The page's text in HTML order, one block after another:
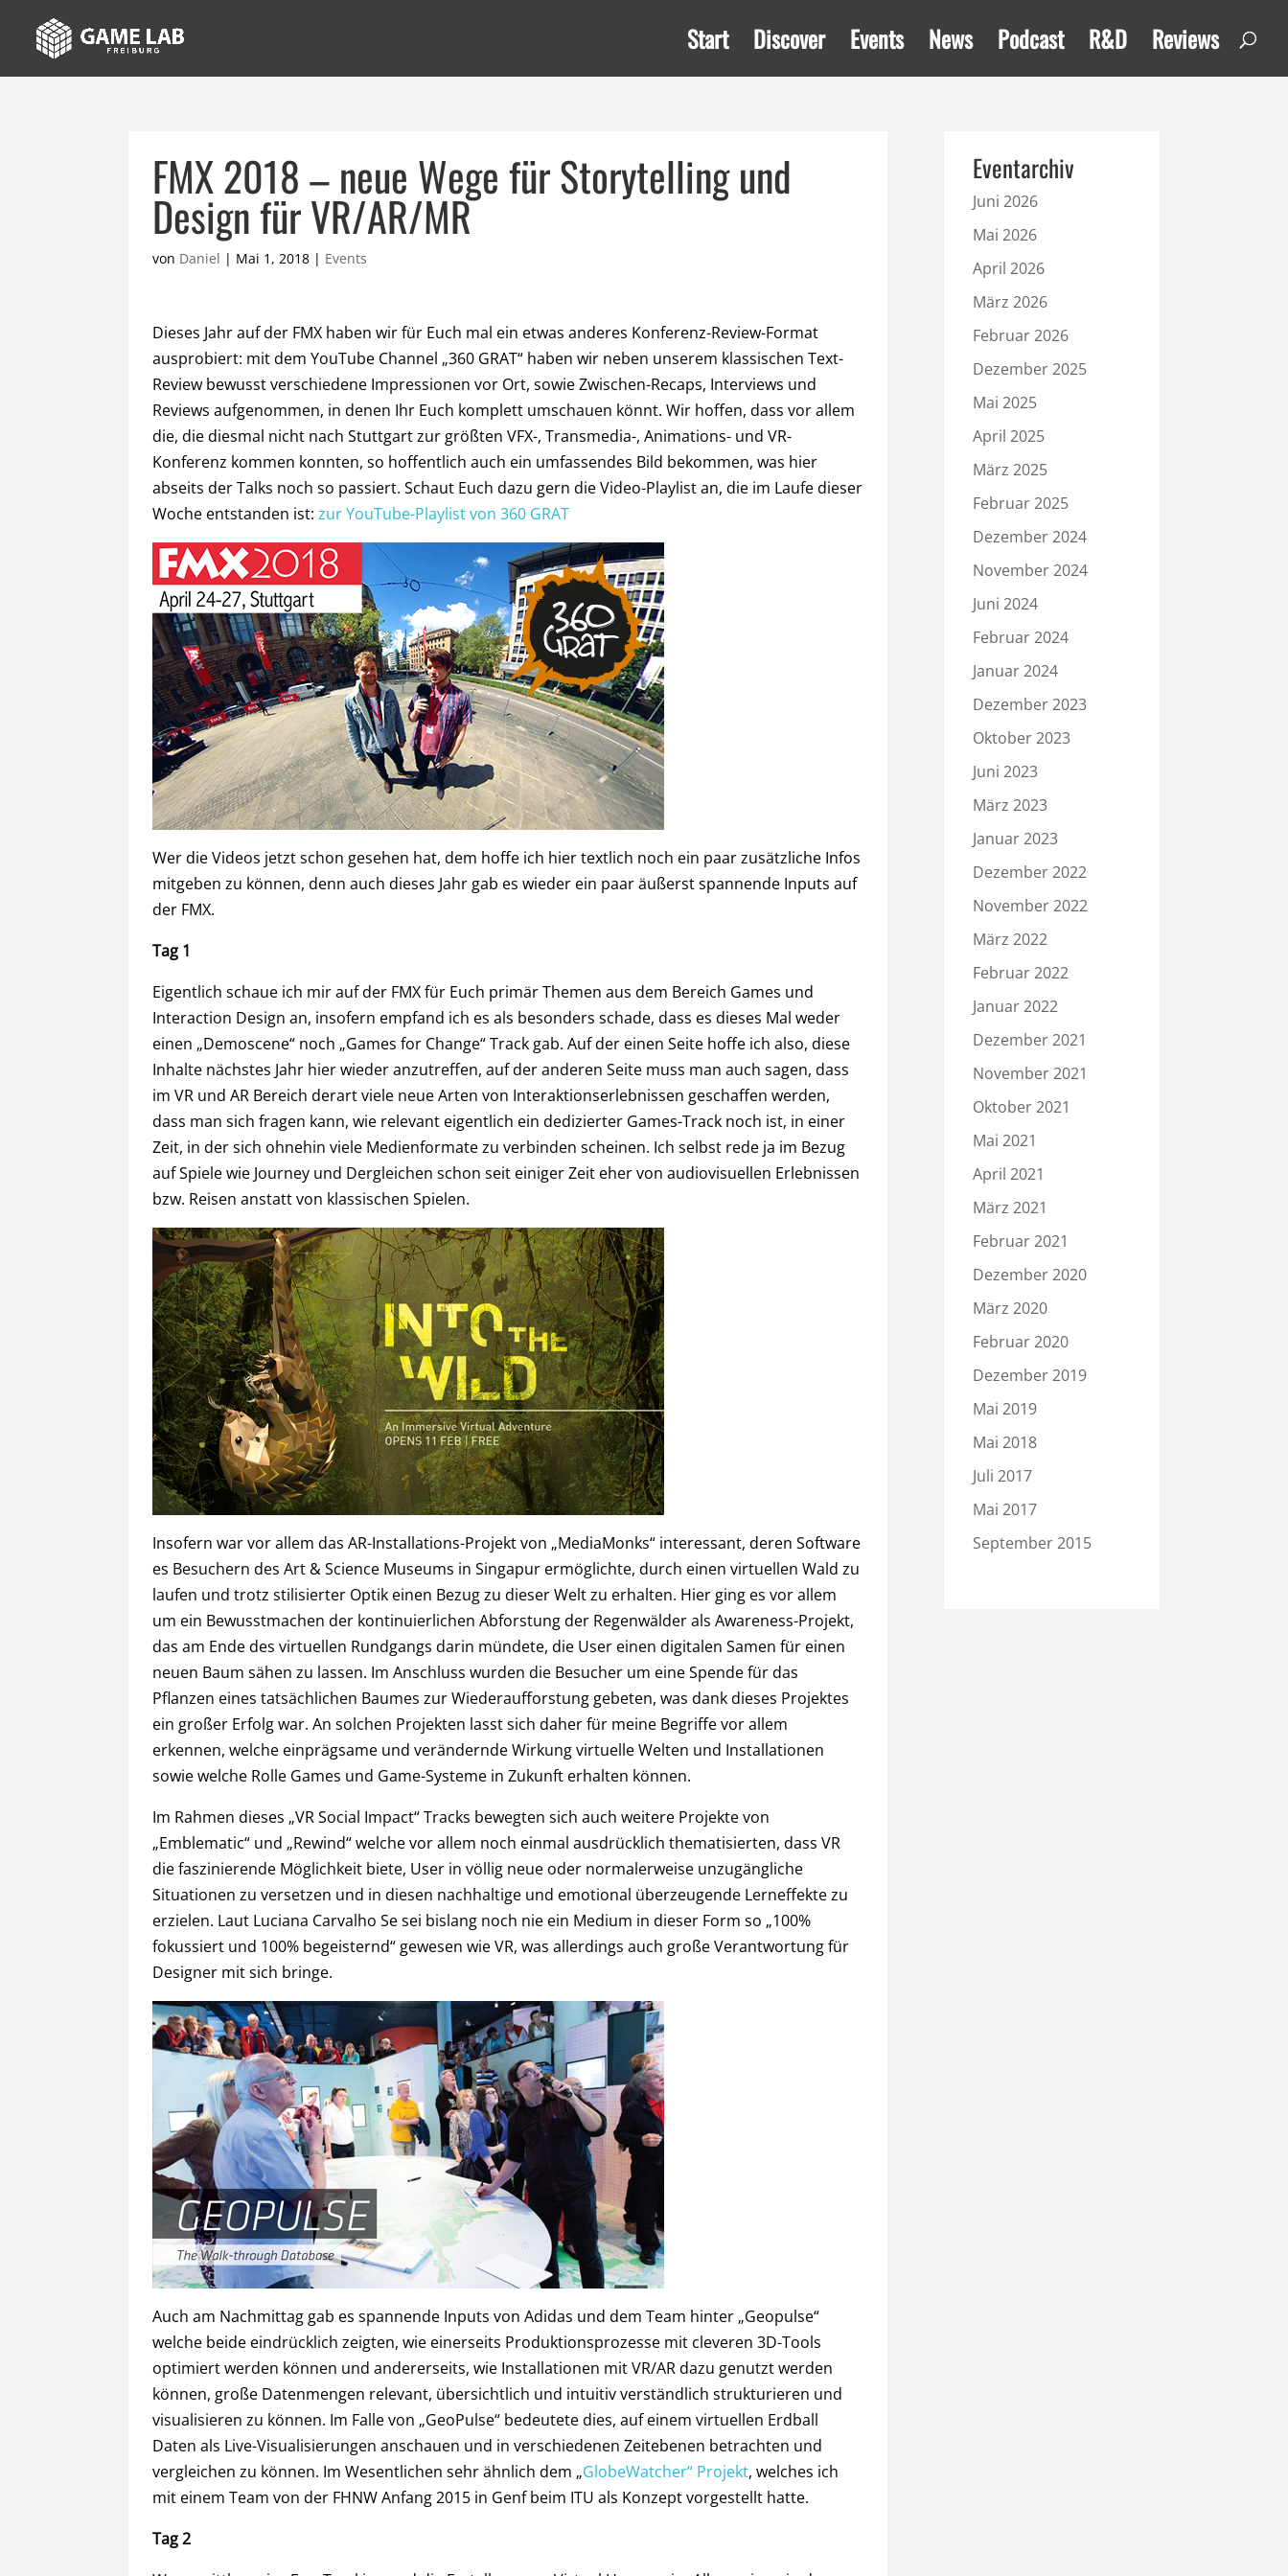
Start Discover Events News Podcast R&D Reviews
FMX 2018 – neue Wege für Storytelling und
Design für VR/AR/MR
von Daniel | Mai 1, 2018 | Events
Dieses Jahr auf der FMX haben wir für Euch mal ein etwas anderes Konferenz-Review-Format
ausprobiert: mit dem YouTube Channel „360 GRAT“ haben wir neben unserem klassischen Text-
Review bewusst verschiedene Impressionen vor Ort, sowie Zwischen-Recaps, Interviews und
Reviews aufgenommen, in denen Ihr Euch komplett umschauen könnt. Wir hoffen, dass vor allem
die, die diesmal nicht nach Stuttgart zur größten VFX-, Transmedia-, Animations- und VR-
Konferenz kommen konnten, so hoffentlich auch ein umfassendes Bild bekommen, was hier
abseits der Talks noch so passiert. Schaut Euch dazu gern die Video-Playlist an, die im Laufe dieser
Woche entstanden ist:zur YouTube-Playlist von 360 GRAT
Wer die Videos jetzt schon gesehen hat, dem hoffe ich hier textlich noch ein paar zusätzliche Infos
mitgeben zu können, denn auch dieses Jahr gab es wieder ein paar äußerst spannende Inputs auf
der FMX.
Tag 1
Eigentlich schaue ich mir auf der FMX für Euch primär Themen aus dem Bereich Games und
Interaction Design an, insofern empfand ich es als besonders schade, dass es dieses Mal weder
einen „Demoscene“ noch „Games for Change“ Track gab. Auf der einen Seite hoffe ich also, diese
Inhalte nächstes Jahr hier wieder anzutreffen, auf der anderen Seite muss man auch sagen, dass
im VR und AR Bereich derart viele neue Arten von Interaktionserlebnissen geschaffen werden,
dass man sich fragen kann, wie relevant eigentlich ein dedizierter Games-Track noch ist, in einer
Zeit, in der sich ohnehin viele Medienformate zu verbinden scheinen. Ich selbst rede ja im Bezug
auf Spiele wie Journey und Dergleichen schon seit einiger Zeit eher von audiovisuellen Erlebnissen
bzw. Reisen anstatt von klassischen Spielen.
Insofern war vor allem das AR-Installations-Projekt von „MediaMonks“ interessant, deren Software
es Besuchern des Art & Science Museums in Singapur ermöglichte, durch einen virtuellen Wald zu
laufen und trotz stilisierter Optik einen Bezug zu dieser Welt zu erhalten. Hier ging es vor allem
um ein Bewusstmachen der kontinuierlichen Abforstung der Regenwälder als Awareness-Projekt,
das am Ende des virtuellen Rundgangs darin mündete, die User einen digitalen Samen für einen
neuen Baum sähen zu lassen. Im Anschluss wurden die Besucher um eine Spende für das
Pflanzen eines tatsächlichen Baumes zur Wiederaufforstung gebeten, was dank dieses Projektes
ein großer Erfolg war. An solchen Projekten lasst sich daher für meine Begriffe vor allem
erkennen, welche einprägsame und verändernde Wirkung virtuelle Welten und Installationen
sowie welche Rolle Games und Game-Systeme in Zukunft erhalten können.
Im Rahmen dieses „VR Social Impact“ Tracks bewegten sich auch weitere Projekte von
„Emblematic“ und „Rewind“ welche vor allem noch einmal ausdrücklich thematisierten, dass VR
die faszinierende Möglichkeit biete, User in völlig neue oder normalerweise unzugängliche
Situationen zu versetzen und in diesen nachhaltige und emotional überzeugende Lerneffekte zu
erzielen. Laut Luciana Carvalho Se sei bislang noch nie ein Medium in dieser Form so „100%
fokussiert und 100% begeisternd“ gewesen wie VR, was allerdings auch große Verantwortung für
Designer mit sich bringe.
Auch am Nachmittag gab es spannende Inputs von Adidas und dem Team hinter „Geopulse“
welche beide eindrücklich zeigten, wie einerseits Produktionsprozesse mit cleveren 3D-Tools
optimiert werden können und andererseits, wie Installationen mit VR/AR dazu genutzt werden
können, große Datenmengen relevant, übersichtlich und intuitiv verständlich strukturieren und
visualisieren zu können. Im Falle von „GeoPulse“ bedeutete dies, auf einem virtuellen Erdball
Daten als Live-Visualisierungen anschauen und in verschiedenen Zeitebenen betrachten und
vergleichen zu können. Im Wesentlichen sehr ähnlich dem „GlobeWatcher“ Projekt, welches ich
mit einem Team von der FHNW Anfang 2015 in Genf beim ITU als Konzept vorgestellt hatte.
Tag 2
Eventarchiv
Juni 2026
Mai 2026
April 2026
März 2026
Februar 2026
Dezember 2025
Mai 2025
April 2025
März 2025
Februar 2025
Dezember 2024
November 2024
Juni 2024
Februar 2024
Januar 2024
Dezember 2023
Oktober 2023
Juni 2023
März 2023
Januar 2023
Dezember 2022
November 2022
März 2022
Februar 2022
Januar 2022
Dezember 2021
November 2021
Oktober 2021
Mai 2021
April 2021
März 2021
Februar 2021
Dezember 2020
März 2020
Februar 2020
Dezember 2019
Mai 2019
Mai 2018
Juli 2017
Mai 2017
September 2015